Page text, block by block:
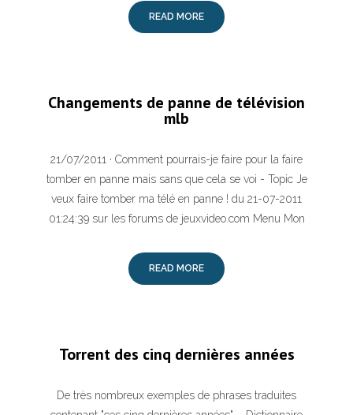
READ MORE
Changements de panne de télévision
mlb
21/07/2011 · Comment pourrais-je faire pour la faire
tomber en panne mais sans que cela se voi - Topic Je
veux faire tomber ma télé en panne ! du 21-07-2011
01:24:39 sur les forums de jeuxvideo.com Menu Mon
READ MORE
Torrent des cinq dernières années
De très nombreux exemples de phrases traduites